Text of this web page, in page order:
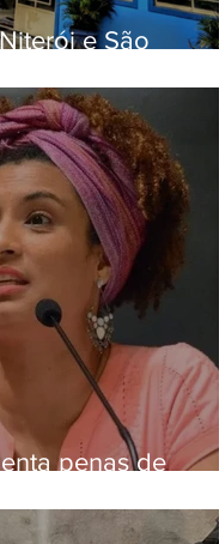
e São
médio; veja
penas de
de Marielle